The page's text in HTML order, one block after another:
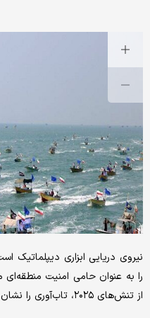
را به عنوان حامی امنیت
از تنش‌های ۲۰۲۵، تاب‌آوری را نشان داد.